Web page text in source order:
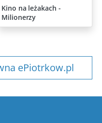
Kino na leżakach -
Milionerzy
ePiotrkow.pl